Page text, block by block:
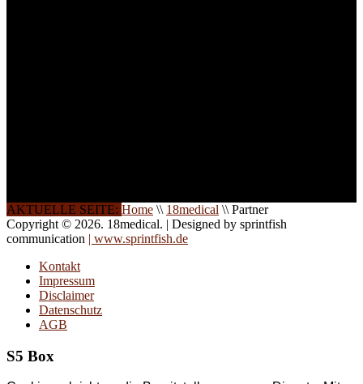
AKTUELLE SEITE: Home \\ 18medical \\ Partner
Copyright © 2026. 18medical. | Designed by sprintfish
communication | www.sprintfish.de
Kontakt
Impressum
Disclaimer
Datenschutz
AGB
S5 Box